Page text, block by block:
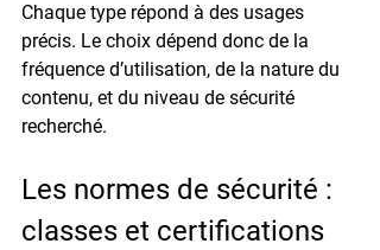
Chaque type répond à des usages
précis. Le choix dépend donc de la
fréquence d’utilisation, de la nature du
contenu, et du niveau de sécurité
recherché.
Les normes de sécurité :
classes et certifications